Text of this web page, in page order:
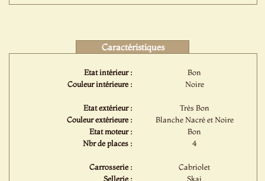
Caractéristiques
Etat intérieur :
Bon
Couleur intérieure :
Noire
Etat extérieur :
Très Bon
Couleur extérieure :
Blanche Nacré et Noire
Etat moteur :
Bon
Nbr de places :
4
Carrosserie :
Cabriolet
Sellerie :
Skai